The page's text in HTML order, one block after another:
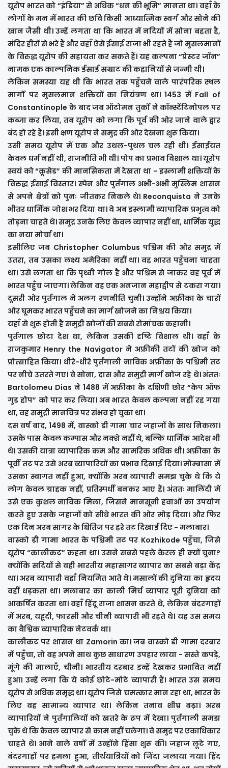
यूरोप भारत को “इंडिया” से अधिक “धन की भूमि” मानता था। वहाँ के
लोगों के मन में भारत की छवि किसी आध्यात्मिक स्वर्ग और सोने की
खान जैसी थी। उन्हें लगता था कि भारत में नदियों में सोना बहता है,
मंदिर हीरों से भरे हैं और वहाँ ऐसे ईसाई राजा भी रहते हैं जो मुसलमानों
के विरुद्ध यूरोप की सहायता कर सकते हैं। यह कल्पना “प्रेस्टर जॉन”
नामक एक काल्पनिक ईसाई सम्राट की कहानियों से जन्मी थी।
लेकिन समस्या यह थी कि भारत तक पहुँचने वाले पारंपरिक स्थल
मार्गों पर मुसलमान शक्तियों का नियंत्रण था। 1453 में Fall of
Constantinople के बाद जब ऑटोमन तुर्कों ने कॉन्स्टेंटिनोपल पर
कब्जा कर लिया, तब यूरोप को लगा कि पूर्व की ओर जाने वाले द्वार
बंद हो रहे हैं। इसी क्षण यूरोप ने समुद्र की ओर देखना शुरू किया।
उसी समय यूरोप में एक और उथल-पुथल चल रही थी। ईसाईयत
केवल धर्म नहीं थी, राजनीति भी थी। पोप का प्रभाव विशाल था। यूरोप
स्वयं को “क्रूसेड” की मानसिकता में देखता था - इस्लामी शक्तियों के
विरुद्ध ईसाई विस्तार। स्पेन और पुर्तगाल अभी-अभी मुस्लिम शासन
से अपने क्षेत्रों को पुनः जीतकर निकले थे। Reconquista ने उनके
भीतर धार्मिक जोश भर दिया था। वे अब इस्लामी व्यापारिक प्रभुत्व को
तोड़ना चाहते थे। समुद्र उनके लिए केवल व्यापार नहीं था, धार्मिक युद्ध
का नया मोर्चा था।
इसीलिए जब Christopher Columbus पश्चिम की ओर समुद्र में
उतरा, तब उसका लक्ष्य अमेरिका नहीं था। वह भारत पहुँचना चाहता
था। उसे लगता था कि पृथ्वी गोल है और पश्चिम से जाकर वह पूर्व में
भारत पहुँच जाएगा। लेकिन वह एक अनजान महाद्वीप से टकरा गया।
दूसरी ओर पुर्तगाल ने अलग रणनीति चुनी। उन्होंने अफ्रीका के चारों
ओर घूमकर भारत पहुँचने का मार्ग खोजने का निश्चय किया।
यहाँ से शुरू होती है समुद्री खोजों की सबसे रोमांचक कहानी।
पुर्तगाल छोटा देश था, लेकिन उसकी दृष्टि विशाल थी। वहाँ के
राजकुमार Henry the Navigator ने अफ्रीकी तटों की खोज को
प्रोत्साहित किया। धीरे-धीरे पुर्तगाली नाविक अफ्रीका के पश्चिमी तट
पर नीचे उतरते गए। वे सोना, दास और समुद्री मार्ग खोज रहे थे। अंततः
Bartolomeu Dias ने 1488 में अफ्रीका के दक्षिणी छोर “केप ऑफ
गुड होप” को पार कर लिया। अब भारत केवल कल्पना नहीं रह गया
था, वह समुद्री मानचित्र पर संभव हो चुका था।
दस वर्ष बाद, 1498 में, वास्को डी गामा चार जहाजों के साथ निकला।
उसके पास केवल कम्पास और नक्शे नहीं थे, बल्कि धार्मिक आदेश भी
थे। उसकी यात्रा व्यापारिक कम और सामरिक अधिक थी। अफ्रीका के
पूर्वी तट पर उसे अरब व्यापारियों का प्रभाव दिखाई दिया। मोम्बासा में
उसका स्वागत नहीं हुआ, क्योंकि अरब व्यापारी समझ चुके थे कि ये
लोग केवल ग्राहक नहीं, प्रतिस्पर्धी बनकर आए हैं। अंततः मालिंदी में
उसे एक कुशल नाविक मिला, जिसने मानसूनी हवाओं का उपयोग
करते हुए उसके जहाजों को सीधे भारत की ओर मोड़ दिया। और फिर
एक दिन अरब सागर के क्षितिज पर हरे तट दिखाई दिए - मलाबार।
वास्को डी गामा भारत के पश्चिमी तट पर Kozhikode पहुँचा, जिसे
यूरोप “कालीकट” कहता था। उसने सबसे पहले केरल ही क्यों चुना?
क्योंकि सदियों से वही भारतीय महासागर व्यापार का सबसे बड़ा केंद्र
था। अरब व्यापारी वहाँ नियमित आते थे। मसालों की दुनिया का हृदय
वहीं धड़कता था। मलाबार का काली मिर्च व्यापार पूरी दुनिया को
आकर्षित करता था। वहाँ हिंदू राजा शासन करते थे, लेकिन बंदरगाहों
में अरब, यहूदी, फारसी और चीनी व्यापारी भी रहते थे। यह उस समय
का वैश्विक व्यापारिक नेटवर्क था।
कालीकट पर शासन था Zamorin का। जब वास्को डी गामा दरबार
में पहुँचा, तो वह अपने साथ कुछ साधारण उपहार लाया - सस्ते कपड़े,
मूंगे की मालाएँ, चीनी। भारतीय दरबार इन्हें देखकर प्रभावित नहीं
हुआ। उन्हें लगा कि ये कोई छोटे-मोटे व्यापारी हैं। भारत उस समय
यूरोप से अधिक समृद्ध था। यूरोप जिसे चमत्कार मान रहा था, भारत के
लिए वह सामान्य व्यापार था। लेकिन तनाव शीघ्र बढ़ा। अरब
व्यापारियों ने पुर्तगालियों को खतरे के रूप में देखा। पुर्तगाली समझ
चुके थे कि केवल व्यापार से काम नहीं चलेगा। वे समुद्र पर एकाधिकार
चाहते थे। आने वाले वर्षों में उन्होंने हिंसा शुरू की। जहाज लूटे गए,
बंदरगाहों पर हमला हुआ, तीर्थयात्रियों को जिंदा जलाया गया। हिंद